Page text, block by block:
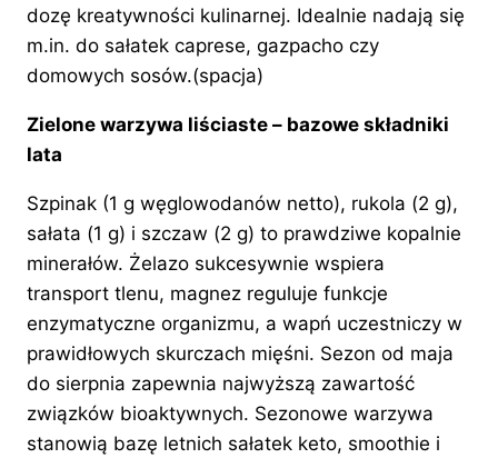
dozę kreatywności kulinarnej. Idealnie nadają się
m.in. do sałatek caprese, gazpacho czy
domowych sosów.(spacja)
Zielone warzywa liściaste – bazowe składniki
lata
Szpinak (1 g węglowodanów netto), rukola (2 g),
sałata (1 g) i szczaw (2 g) to prawdziwe kopalnie
minerałów. Żelazo sukcesywnie wspiera
transport tlenu, magnez reguluje funkcje
enzymatyczne organizmu, a wapń uczestniczy w
prawidłowych skurczach mięśni. Sezon od maja
do sierpnia zapewnia najwyższą zawartość
związków bioaktywnych. Sezonowe warzywa
stanowią bazę letnich sałatek keto, smoothie i